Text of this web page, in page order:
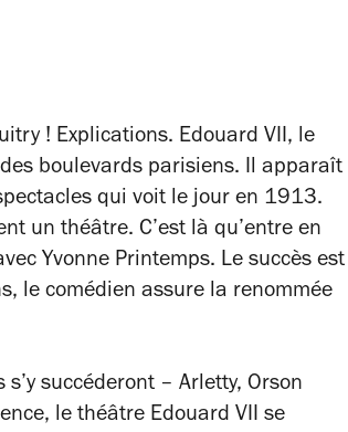
! Explications. Edouard VII, le
boulevards parisiens. Il apparaît
qui voit le jour en 1913.
un théâtre. C’est là qu’entre en
Yvonne Printemps. Le succès est
le comédien assure la renommée
succéderont – Arletty, Orson
le théâtre Edouard VII se